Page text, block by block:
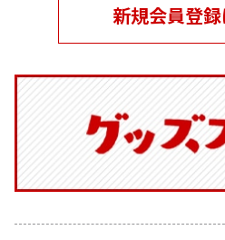
新規会員登